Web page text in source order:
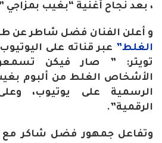
، بعد نجاح أغنية “بغيب
و أعلن الفنان فضل شاطر عن
الغلط” عبر قناته على
تويتر: ” صار فيكن
الأشخاص الغلط من ألبوم
الرسمية على يوتيوب،
الرقمية”.
وتفاعل جمهور فضل شاكر مع